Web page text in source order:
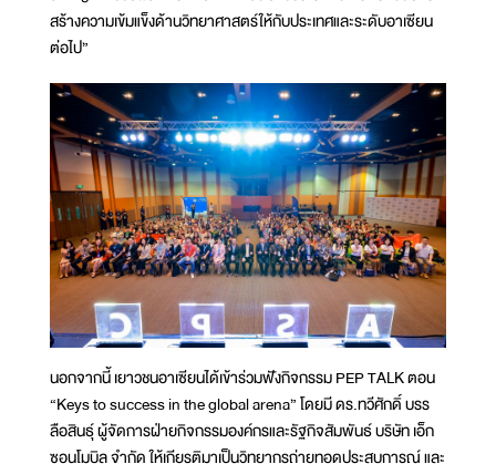
สร้างความเข้มแข็งด้านวิทยาศาสตร์ให้กับประเทศและระดับอาเซียน
ต่อไป”
นอกจากนี้ เยาวชนอาเซียนได้เข้าร่วมฟังกิจกรรม PEP TALK ตอน
“Keys to success in the global arena” โดยมี ดร.ทวีศักดิ์ บรร
ลือสินธุ์ ผู้จัดการฝ่ายกิจกรรมองค์กรและรัฐกิจสัมพันธ์ บริษัท เอ็ก
ซอนโมบิล จำกัด ให้เกียรติมาเป็นวิทยากรถ่ายทอดประสบการณ์ และ